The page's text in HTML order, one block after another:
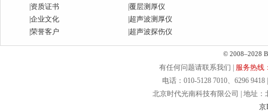
资质证书
企业文化
荣誉客户
覆层测厚仪
超声波测厚仪
超声波探伤仪
© 2008–2028
有任何问题请联系我们 | 服务热线
电话：010-5128 7010、6296 9418
北京时代光南科技有限公司 | 地址：
京